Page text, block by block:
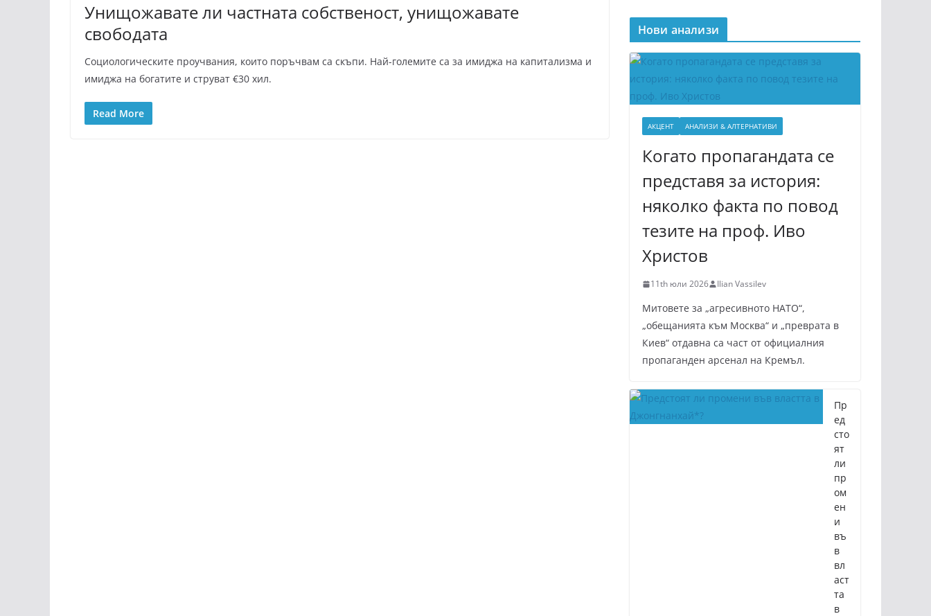
Унищожавате ли частната собственост, унищожавате
свободата
Социологическите проучвания, които поръчвам са скъпи. Най-големите са за имиджа на капитализма и
имиджа на богатите и струват €30 хил.
Read More
Нови анализи
АКЦЕНТ АНАЛИЗИ & АЛТЕРНАТИВИ
Когато пропагандата се
представя за история:
няколко факта по повод
тезите на проф. Иво
Христов
11th юли 2026 Ilian Vassilev
Митовете за „агресивното НАТО“,
„обещанията към Москва“ и „преврата в
Киев“ отдавна са част от официалния
пропаганден арсенал на Кремъл.
Пр
ед
сто
ят
ли
пр
ом
ен
и
въ
в
вл
аст
та
в